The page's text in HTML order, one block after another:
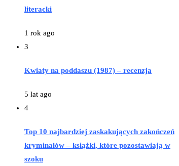
literacki
1 rok ago
3
Kwiaty na poddaszu (1987) – recenzja
5 lat ago
4
Top 10 najbardziej zaskakujących zakończeń
kryminałów – książki, które pozostawiają w
szoku